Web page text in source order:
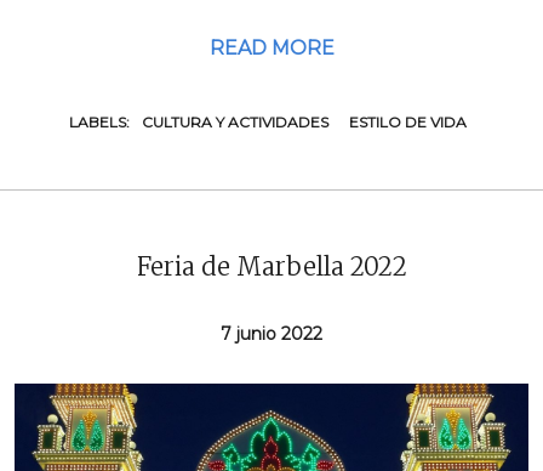
READ MORE
LABELS: CULTURA Y ACTIVIDADES ESTILO DE VIDA
Feria de Marbella 2022
7 junio 2022